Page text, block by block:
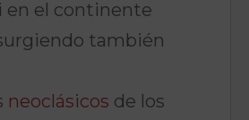
en el continente
también
neoclásicos de los